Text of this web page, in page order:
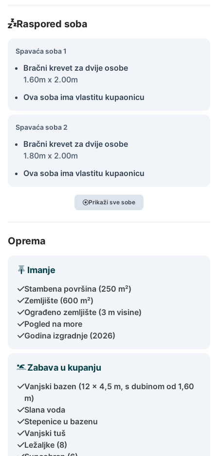
Raspored soba
Spavaća soba 1
Bračni krevet za dvije osobe
1.60m x 2.00m
Ova soba ima vlastitu kupaonicu
Spavaća soba 2
Bračni krevet za dvije osobe
1.80m x 2.00m
Ova soba ima vlastitu kupaonicu
Prikaži sve sobe
Oprema
Imanje
Stambena površina (250 m²)
Zemljište (600 m²)
Ograđeno zemljište (3 m visine)
Pogled na more
Godina izgradnje (2026)
Zabava u kupanju
Vanjski bazen (12 x 4,5 m, s dubinom od 1,60
m)
Slana voda
Stepenice u bazenu
Vanjski tuš
Ležaljke (8)